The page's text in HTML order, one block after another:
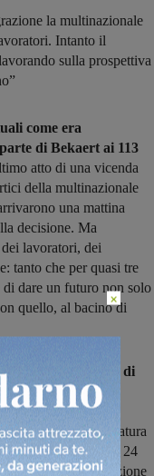
la multinazionale
Intanto il
sulla prospettiva
come era
di Bekaert ai 113
atto di una vicenda
della multinazionale
una mattina
decisione. Ma
lavoratori, dei
tanto che per quasi tre
di dare un futuro non solo
quello, al bacino di
Bekaert, le lettere di
di storia
l'amarezza nei
anche la spaccatura
di un accordo, il 24
più di cassa integrazione
×